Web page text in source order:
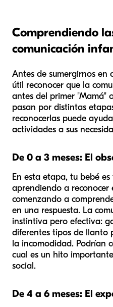
Comprendiendo
comunicación
Antes de sumergirnos en
útil reconocer que la
antes del primer "Mamá"
pasan por distintas
reconocerlas puede
actividades a sus
De 0 a 3 meses: El
En esta etapa, tu bebé
aprendiendo a
comenzando a
en una respuesta. La
instintiva pero efectiva:
diferentes tipos de llanto
la incomodidad. Podrían
cual es un hito
social.
De 4 a 6 meses: El